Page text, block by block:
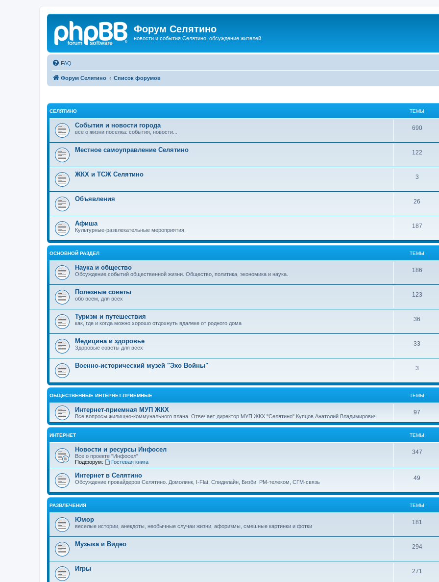
Форум Селятино
новости и события Селятино, обсуждение жителей
FAQ
Форум Селятино Список форумов
СЕЛЯТИНО ТЕМЫ
События и новости города
все о жизни поселка: события, новости...
690
Местное самоуправление Селятино 122
ЖКХ и ТСЖ Селятино 3
Объявления 26
Афиша
Культурные-развлекательные мероприятия.
187
ОСНОВНОЙ РАЗДЕЛ ТЕМЫ
Наука и общество
Обсуждение событий общественной жизни. Общество, политика, экономика и наука.
186
Полезные советы
обо всем, для всех
123
Туризм и путешествия
как, где и когда можно хорошо отдохнуть вдалеке от родного дома
36
Медицина и здоровье
Здоровые советы для всех
33
Военно-исторический музей "Эхо Войны" 3
ОБЩЕСТВЕННЫЕ ИНТЕРНЕТ-ПРИЕМНЫЕ ТЕМЫ
Интернет-приемная МУП ЖКХ
Все вопросы жилищно-коммунального плана. Отвечает директор МУП ЖКХ "Селятино" Купцов Анатолий Владимирович
97
ИНТЕРНЕТ ТЕМЫ
Новости и ресурсы Инфосел
Все о проекте "Инфосел"
Подфорум:
Гостевая книга
347
Интернет в Селятино
Обсуждение провайдеров Селятино. Домолинк, I-Flat, Спидилайн, Бизби, РМ-телеком, СГМ-связь
49
РАЗВЛЕЧЕНИЯ ТЕМЫ
Юмор
веселые истории, анекдоты, необычные случаи жизни, афоризмы, смешные картинки и фотки
181
Музыка и Видео 294
Игры 271